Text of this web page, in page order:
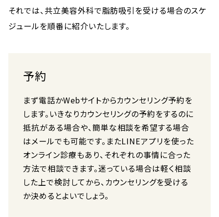
それでは、共立美容外科で脂肪吸引を受ける場合のスケ
ジュールを順番に紹介いたします。
予約
まず電話かWebサイトからカウンセリング予約を
します。いきなりカウンセリングの予約をするのに
抵抗がある場合や、簡単な相談を希望する場合
はメールでも可能です。またLINEアプリを使った
オンライン診療もあり、それぞれの事情に合った
方法で相談できます。迷っている場合は軽く相談
した上で検討してから、カウンセリングを受ける
か決めるとよいでしょう。